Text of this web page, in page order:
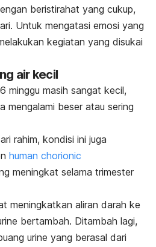
beristirahat yang cukup,
Untuk mengatasi emosi yang
kegiatan yang disukai
air kecil
minggu masih sangat kecil,
mengalami beser atau sering
rahim, kondisi ini juga
human chorionic
meningkat selama trimester
meningkatkan aliran darah ke
bertambah. Ditambah lagi,
urine yang berasal dari